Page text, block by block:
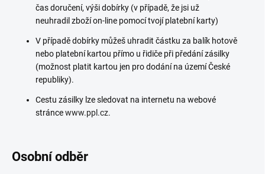
čas doručení, výši dobírky (v případě, že jsi už
neuhradil zboží on-line pomocí tvojí platební karty)
V případě dobírky můžeš uhradit částku za balík hotově
nebo platební kartou přímo u řidiče při předání zásilky
(možnost platit kartou jen pro dodání na území České
republiky).
Cestu zásilky lze sledovat na internetu na webové
stráncewww.ppl.cz.
Osobní odběr